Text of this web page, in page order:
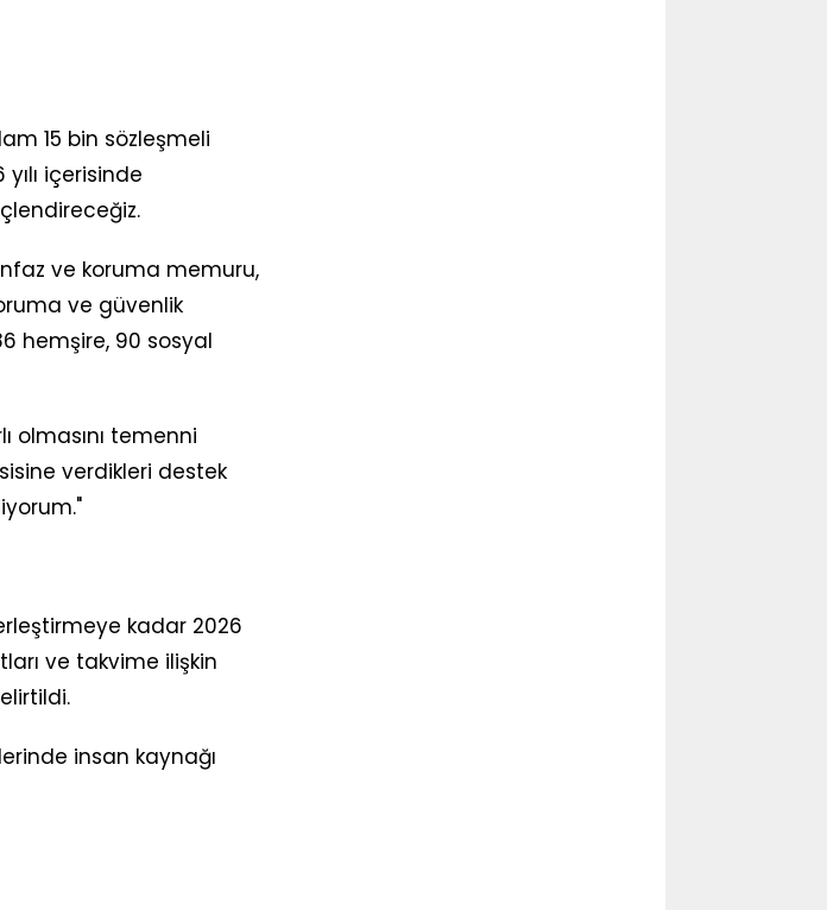
15 bin sözleşmeli
yılı içerisinde
ve koruma memuru,
ve güvenlik
hemşire, 90 sosyal
olmasını temenni
verdikleri destek
kadar 2026
ve takvime ilişkin
insan kaynağı